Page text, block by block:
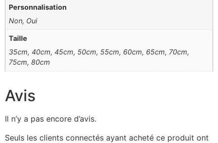
Personnalisation
Non, Oui
Taille
35cm, 40cm, 45cm, 50cm, 55cm, 60cm, 65cm, 70cm,
75cm, 80cm
Avis
Il n’y a pas encore d’avis.
Seuls les clients connectés ayant acheté ce produit ont